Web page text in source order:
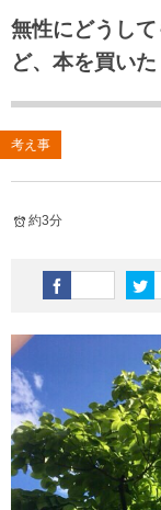
無性にどうし
ど、本を買いた
考え事
約3分
TOEIC800点への道
TOEIC（作戦・ノウハウ
TOEIC700点への道
英単語
その他英語関連
川越（埼玉県）
沖縄
神戸
行ってきたあれこれ
旅行関連あれこれ
コスメ
ダイエット
健康あれこれ
美容あれこれ
今日の一枚
月、星、宇宙